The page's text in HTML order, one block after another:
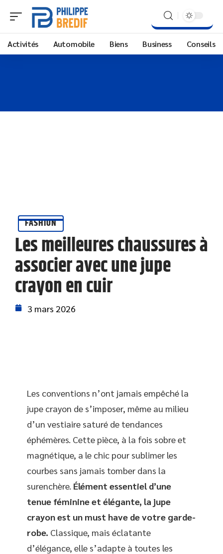
Activités Automobile Biens Business Conseils
FASHION
Les meilleures chaussures à
associer avec une jupe
crayon en cuir
3 mars 2026
Les conventions n’ont jamais empêché la
jupe crayon de s’imposer, même au milieu
d’un vestiaire saturé de tendances
éphémères. Cette pièce, à la fois sobre et
magnétique, a le chic pour sublimer les
courbes sans jamais tomber dans la
surenchère. Élément essentiel d’une
tenue féminine et élégante, la jupe
crayon est un must have de votre garde-
robe. Classique, mais éclatante
d’élégance, elle s’adapte à toutes les